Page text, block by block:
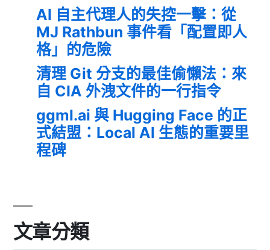
AI 自主代理人的失控一擊：從
MJ Rathbun 事件看「配置即人
格」的危險
清理 Git 分支的最佳偷懶法：來
自 CIA 外洩文件的一行指令
ggml.ai 與 Hugging Face 的正
式結盟：Local AI 生態的重要里
程碑
文章分類